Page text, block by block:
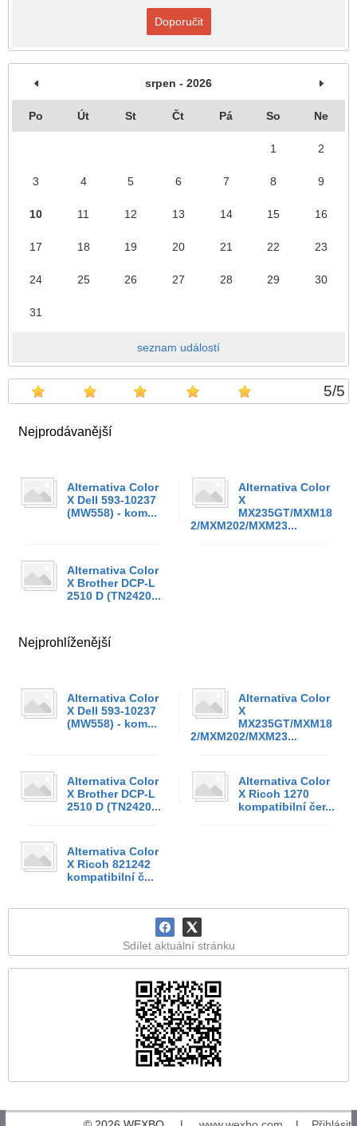
Doporučit
srpen - 2026
Po Út St Čt Pá So Ne
1 2
3 4 5 6 7 8 9
10 11 12 13 14 15 16
17 18 19 20 21 22 23
24 25 26 27 28 29 30
31
seznam událostí
5/5
Nejprodávanější
Alternativa Color
X Dell 593-10237
(MW558) - kom...
Alternativa Color
X
MX235GT/MXM18
2/MXM202/MXM23...
Alternativa Color
X Brother DCP-L
2510 D (TN2420...
Nejprohlíženější
Alternativa Color
X Dell 593-10237
(MW558) - kom...
Alternativa Color
X
MX235GT/MXM18
2/MXM202/MXM23...
Alternativa Color
X Brother DCP-L
2510 D (TN2420...
Alternativa Color
X Ricoh 1270
kompatibilní čer...
Alternativa Color
X Ricoh 821242
kompatibilní č...
Sdílet aktuální stránku